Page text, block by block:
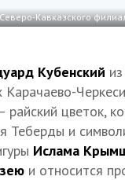
Кавказского
Кубенский
Карачаево-
райский цветок,
Теберды и
Ислама
и относится